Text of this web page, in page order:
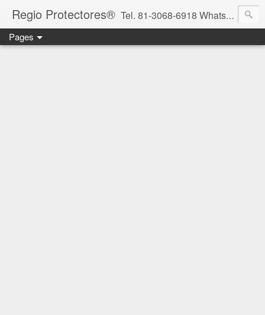
Regio Protectores® Tel. 81-3068-6918 WhatsApp 81-2636-2823 / 33-1145-3780 cotizacionregioprotectores@gmail.com / regioprotectores@gmail.com https://www.facebook.com/RegioProtectores/
Pages